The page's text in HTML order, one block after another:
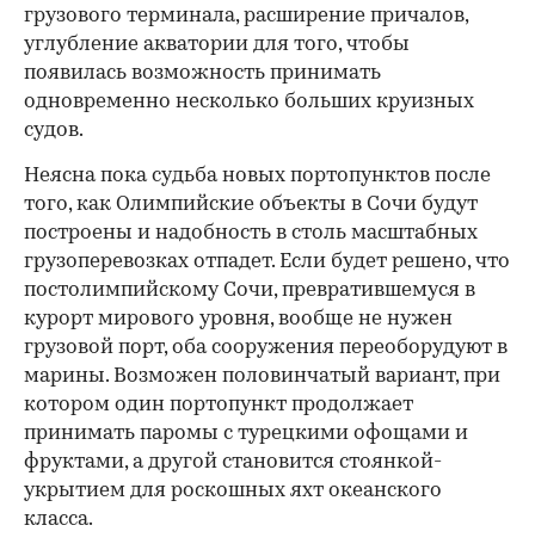
грузового терминала, расширение причалов,
углубление акватории для того, чтобы
появилась возможность принимать
одновременно несколько больших круизных
судов.
Неясна пока судьба новых портопунктов после
того, как Олимпийские объекты в Сочи будут
построены и надобность в столь масштабных
грузоперевозках отпадет. Если будет решено, что
постолимпийскому Сочи, превратившемуся в
курорт мирового уровня, вообще не нужен
грузовой порт, оба сооружения переоборудуют в
марины. Возможен половинчатый вариант, при
котором один портопункт продолжает
принимать паромы с турецкими офощами и
фруктами, а другой становится стоянкой-
укрытием для роскошных яхт океанского
класса.